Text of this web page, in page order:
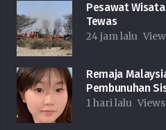
Pesawat
Tewas
24 jam lalu
Remaja
Pembunuhan
1 hari lalu